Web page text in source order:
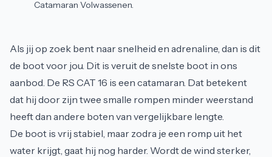
Catamaran Volwassenen.
Als jij op zoek bent naar snelheid en adrenaline, dan is dit
de boot voor jou. Dit is veruit de snelste boot in ons
aanbod. De RS CAT 16 is een catamaran. Dat betekent
dat hij door zijn twee smalle rompen minder weerstand
heeft dan andere boten van vergelijkbare lengte.
De boot is vrij stabiel, maar zodra je een romp uit het
water krijgt, gaat hij nog harder. Wordt de wind sterker,